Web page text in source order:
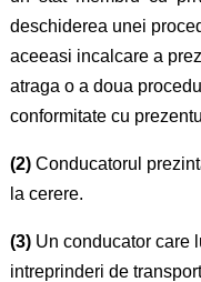
deschiderea unei
aceeasi incalcare a
atraga o a doua
conformitate cu
(2)Conducatorul
la cerere.
(3)Un conducator care
intreprinderi de